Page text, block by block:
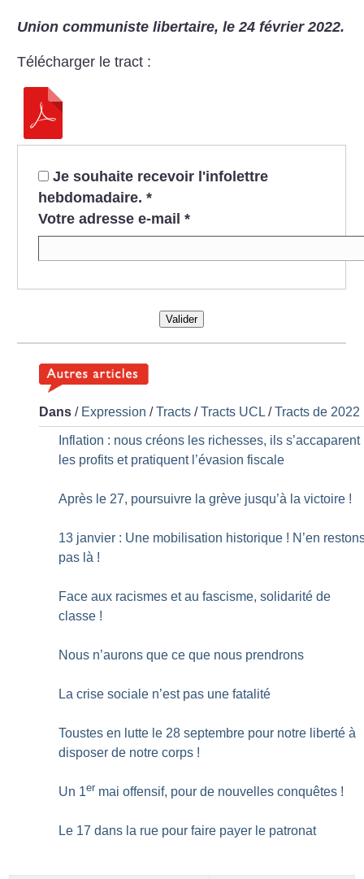
Union communiste libertaire, le 24 février 2022.
Télécharger le tract :
Je souhaite recevoir l'infolettre
hebdomadaire. *
Votre adresse e-mail *
Valider
Dans / Expression /Tracts /Tracts UCL /Tracts de 2022
Inflation : nous créons les richesses, ils s’accaparent
les profits et pratiquent l’évasion fiscale
Après le 27, poursuivre la grève jusqu’à la victoire !
13 janvier : Une mobilisation historique ! N’en
pas là !
Face aux racismes et au fascisme, solidarité de
classe !
Nous n’aurons que ce que nous prendrons
La crise sociale n’est pas une fatalité
Toustes en lutte le 28 septembre pour notre liberté à
disposer de notre corps !
Un 1er mai offensif, pour de nouvelles conquêtes !
Le 17 dans la rue pour faire payer le patronat